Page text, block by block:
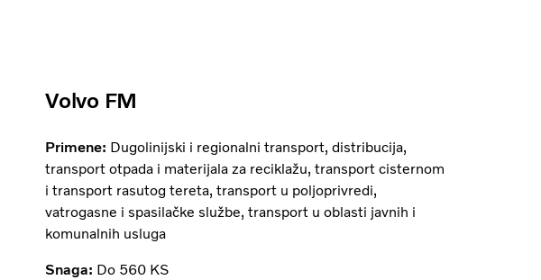
Volvo FM
Primene: Dugolinijski i regionalni transport, distribucija,
transport otpada i materijala za reciklažu, transport cisternom
i transport rasutog tereta, transport u poljoprivredi,
vatrogasne i spasilačke službe, transport u oblasti javnih i
komunalnih usluga
Snaga: Do 560 KS